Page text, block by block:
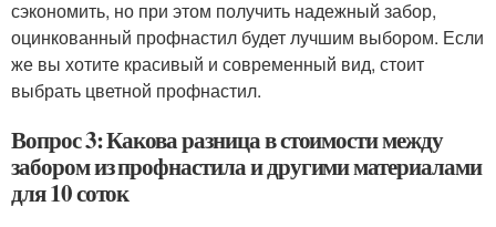
сэкономить, но при этом получить надежный забор,
оцинкованный профнастил будет лучшим выбором. Если
же вы хотите красивый и современный вид, стоит
выбрать цветной профнастил.
Вопрос 3: Какова разница в стоимости между
забором из профнастила и другими материалами
для 10 соток